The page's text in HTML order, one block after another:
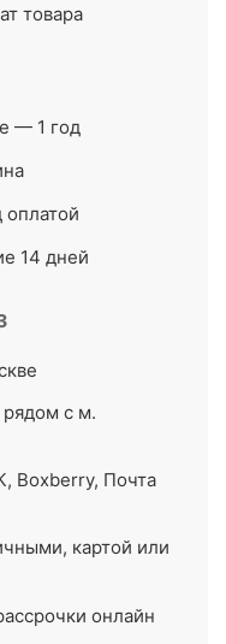
товара
— 1 год
оплатой
14 дней
с м.
Boxberry, Почта
картой или
онлайн